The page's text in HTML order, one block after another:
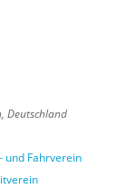
Deutschland
und Fahrverein